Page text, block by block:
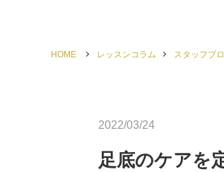
HOME レッスンコラム スタッフブ
2022/03/24
足底のケアを